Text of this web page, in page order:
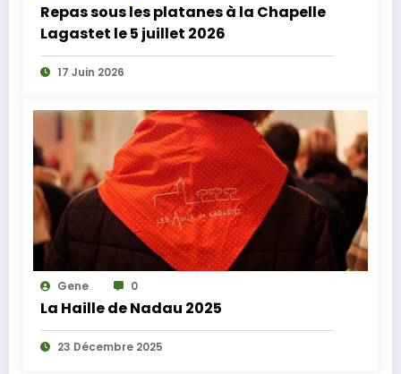
Repas sous les platanes à la Chapelle
Lagastet le 5 juillet 2026
17 Juin 2026
Gene 0
La Haille de Nadau 2025
23 Décembre 2025